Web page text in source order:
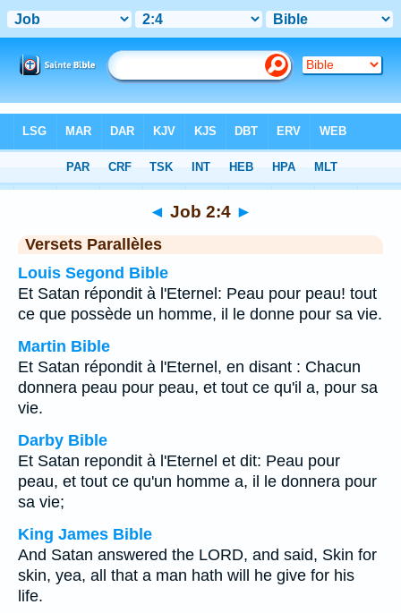
Chapitre 2 > Verset 4
◄ Job 2:4 ►
Versets Parallèles
Louis Segond Bible
Et Satan répondit à l'Eternel: Peau pour peau! tout
ce que possède un homme, il le donne pour sa vie.
Martin Bible
Et Satan répondit à l'Eternel, en disant : Chacun
donnera peau pour peau, et tout ce qu'il a, pour sa
vie.
Darby Bible
Et Satan repondit à l'Eternel et dit: Peau pour
peau, et tout ce qu'un homme a, il le donnera pour
sa vie;
King James Bible
And Satan answered the LORD, and said, Skin for
skin, yea, all that a man hath will he give for his
life.